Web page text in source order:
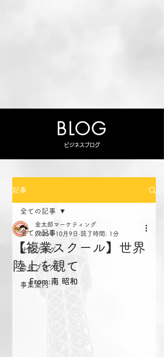
BLOG
ビジネスブログ
記事
全ての記事
社長ブログ
会長ブログ
事業案内
全ての記事
【複業スクール】世界
陸上を観て
金太郎マーケティング
2025年10月9日 読了時間: 1分
From:南 昭和